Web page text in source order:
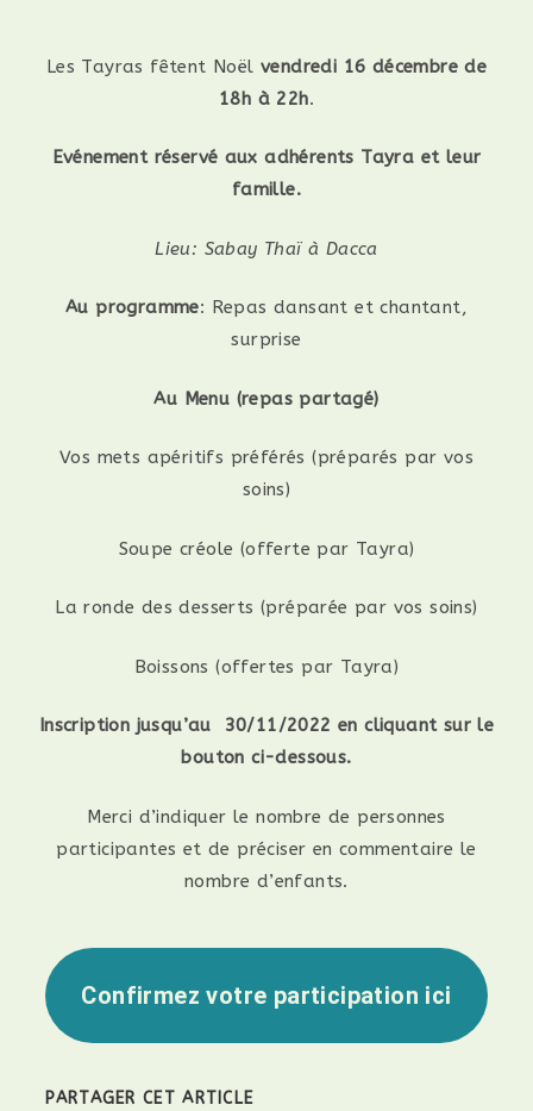
Les Tayras fêtent Noël vendredi 16 décembre de
18h à 22h.
Evénement réservé aux adhérents Tayra et leur
famille.
Lieu: Sabay Thaï à Dacca
Au programme: Repas dansant et chantant,
surprise
Au Menu (repas partagé)
Vos mets apéritifs préférés (préparés par vos
soins)
Soupe créole (offerte par Tayra)
La ronde des desserts (préparée par vos soins)
Boissons (offertes par Tayra)
Inscription jusqu’au 30/11/2022 en cliquant sur le
bouton ci-dessous.
Merci d’indiquer le nombre de personnes
participantes et de préciser en commentaire le
nombre d’enfants.
Confirmez votre participation ici
PARTAGER CET ARTICLE